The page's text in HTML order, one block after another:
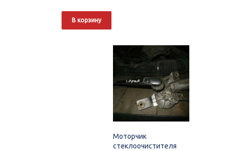
В корзину
Моторчик
стеклоочистителя